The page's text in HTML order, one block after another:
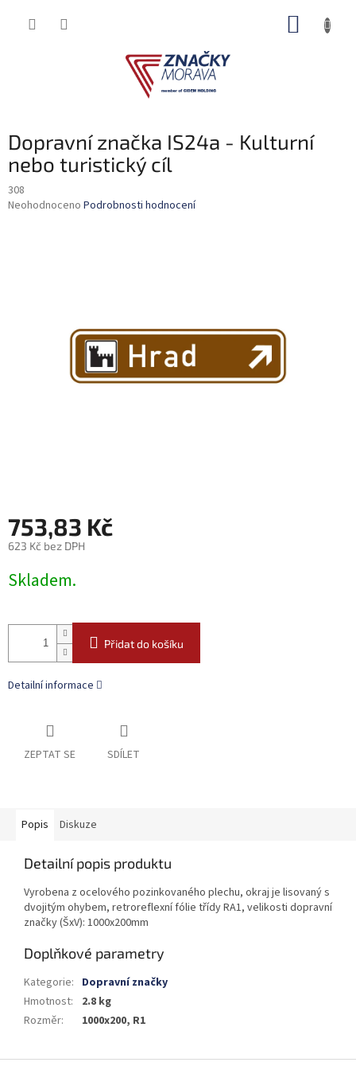
Dopravní značka IS24a - Kulturní
nebo turistický cíl
308
Průměrné
Neohodnoceno Podrobnosti hodnocení
753,83 Kč
623 Kč bez DPH
cena:
Skladem.
Přidat do košíku
Detailní informace
ZEPTAT SE SDÍLET
Popis Diskuze
Detailní popis produktu
Vyrobena z ocelového pozinkovaného plechu, okraj je lisovaný s
dvojitým ohybem, retroreflexní fólie třídy RA1, velikosti dopravní
značky (ŠxV): 1000x200mm
Doplňkové parametry
Kategorie: Dopravní značky
Hmotnost:
2.8 kg
Rozměr: 1000x200, R1